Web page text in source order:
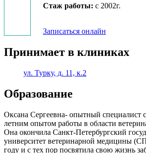
Стаж работы: с 2002г.
Записаться онлайн
Принимает в клиниках
ул. Турку, д. 11, к.2
Образование
Оксана Сергеевна- опытный специалист
летним опытом работы в области
Она окончила Санкт-Петербургский
университет ветеринарной медицины
году и с тех пор посвятила свою жизнь